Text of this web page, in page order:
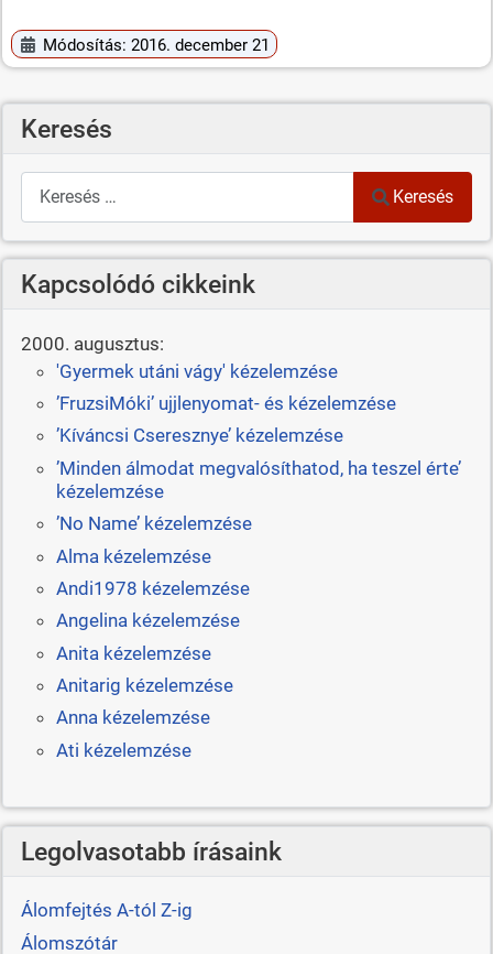
Módosítás: 2016. december 21
Keresés
Keresés
Keresés
Kapcsolódó cikkeink
2000. augusztus:
'Gyermek utáni vágy' kézelemzése
’FruzsiMóki’ ujjlenyomat- és kézelemzése
’Kíváncsi Cseresznye’ kézelemzése
’Minden álmodat megvalósíthatod, ha teszel érte’
kézelemzése
’No Name’ kézelemzése
Alma kézelemzése
Andi1978 kézelemzése
Angelina kézelemzése
Anita kézelemzése
Anitarig kézelemzése
Anna kézelemzése
Ati kézelemzése
Legolvasotabb írásaink
Álomfejtés A-tól Z-ig
Álomszótár